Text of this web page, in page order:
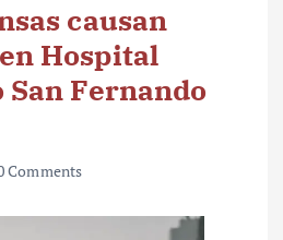
causan
Hospital
Fernando
Comments